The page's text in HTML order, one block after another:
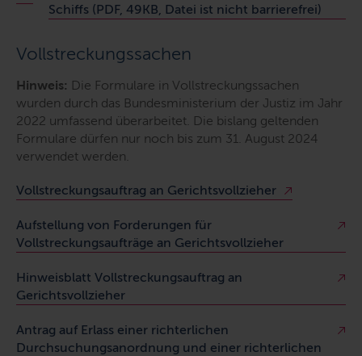
Schiffs (PDF, 49KB, Datei ist nicht barrierefrei)
Vollstreckungssachen
Hinweis: Die Formulare in Vollstreckungssachen
wurden durch das Bundesministerium der Justiz im Jahr
2022 umfassend überarbeitet. Die bislang geltenden
Formulare dürfen nur noch bis zum 31. August 2024
verwendet werden.
Vollstreckungsauftrag an Gerichtsvollzieher
Aufstellung von Forderungen für
Vollstreckungsaufträge an Gerichtsvollzieher
Hinweisblatt Vollstreckungsauftrag an
Gerichtsvollzieher
Antrag auf Erlass einer richterlichen
Durchsuchungsanordnung und einer richterlichen